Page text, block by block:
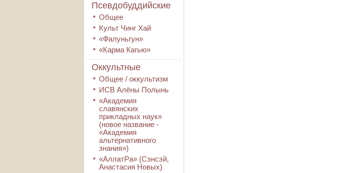
Псевдобуддийские
Общее
Культ Чинг Хай
«Фалуньгун»
«Карма Кагью»
Оккультные
Общее / оккультизм
ИСВ Алёны Полынь
«Академия
славянских
прикладных наук»
(новое название -
«Академия
альтернативного
знания»)
«АллатРа» (Сэнсэй,
Анастасия Новых)